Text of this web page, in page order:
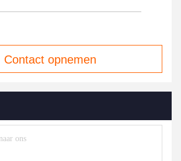
Contact opnemen